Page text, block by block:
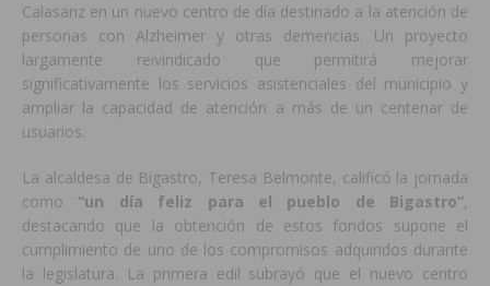
Calasanz en un nuevo centro de día destinado a la atención de
personas con Alzheimer y otras demencias. Un proyecto
largamente reivindicado que permitirá mejorar
significativamente los servicios asistenciales del municipio y
ampliar la capacidad de atención a más de un centenar de
usuarios.
La alcaldesa de Bigastro, Teresa Belmonte, calificó la jornada
como“un día feliz para el pueblo de Bigastro”,
destacando que la obtención de estos fondos supone el
cumplimiento de uno de los compromisos adquiridos durante
la legislatura. La primera edil subrayó que el nuevo centro